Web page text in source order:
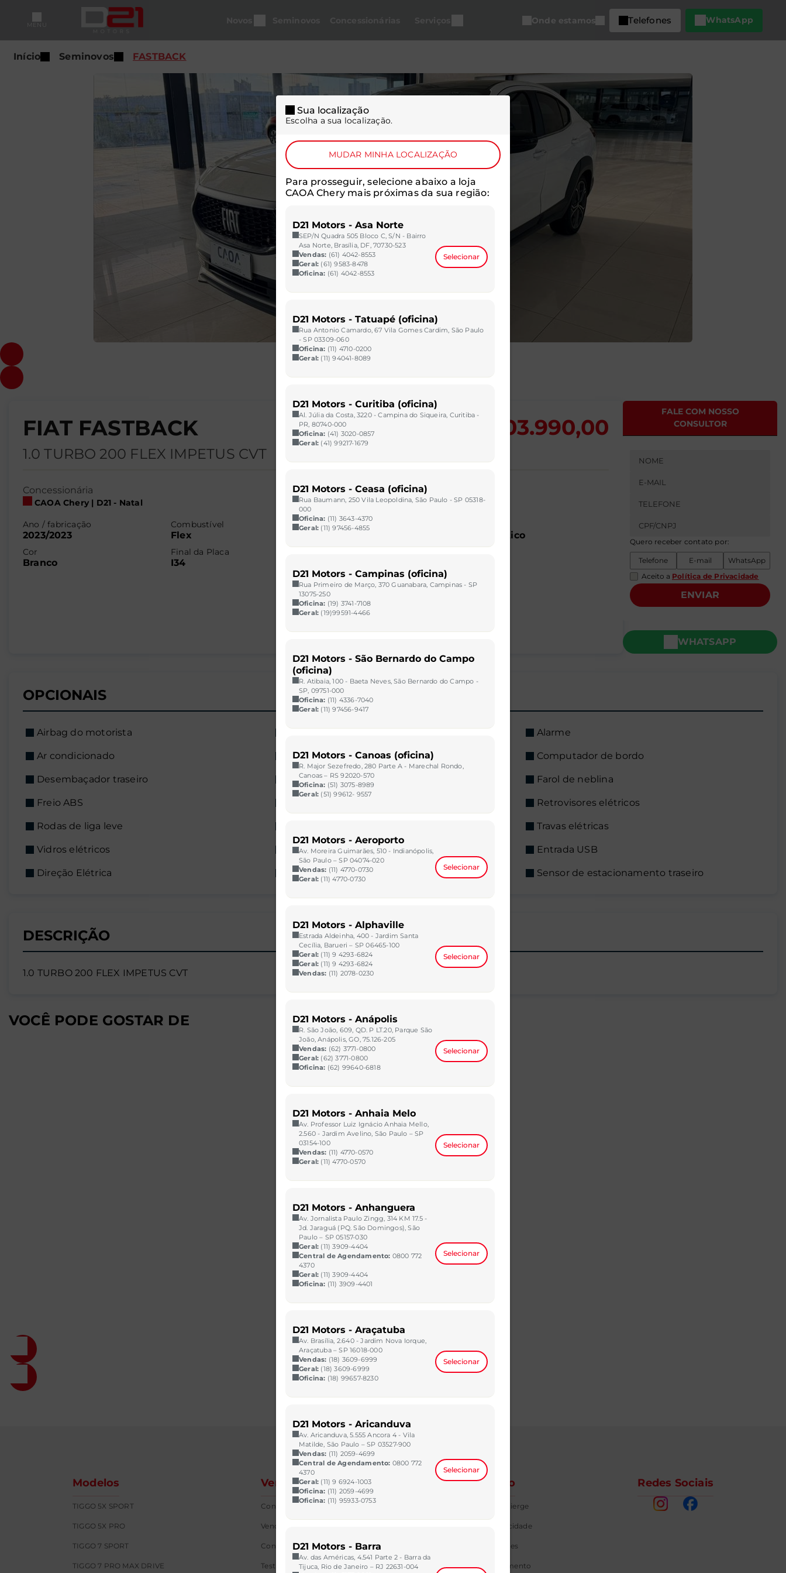
MENU Onde estamos Telefones WhatsApp
Início Seminovos FASTBACK
FIAT FASTBACK
1.0 TURBO 200 FLEX IMPETUS CVT
POR: R$ 103.990,00
Concessionária
CAOA Chery | D21 - Natal
Ano / fabricação
2023/2023
Combustível
Flex
Quilometragem
61.654 km Automatico
Cor
Branco
Final da Placa
I34
FALE COM NOSSO
CONSULTOR
Quero receber contato por:
Telefone E-mail
WhatsApp
Aceito a Política de Privacidade
ENVIAR
WHATSAPP
OPCIONAIS
Airbag do motorista Airbag duplo Alarme
Ar condicionado Bancos de couro Computador de bordo
Desembaçador traseiro Direção hidráulica Farol de neblina
Freio ABS Retrovisores elétricos
Rodas de liga leve Travas elétricas
Vidros elétricos Volante com Regulagem de Altura Entrada USB
Direção Elétrica Kit Multimídia Sensor de estacionamento traseiro
DESCRIÇÃO
1.0 TURBO 200 FLEX IMPETUS CVT
VOCÊ PODE GOSTAR DE
CRETA
1.0 TGDI FLEX N LINE AUTOMÁTICO
2023/2024
42.000 km
CAOA Chery | D21 - Campina Grande
R$ 133.990,00
Modelos
TIGGO 5X SPORT
TIGGO 5X PRO
TIGGO 7 SPORT
TIGGO 7 PRO MAX DRIVE
Vendas
Concessionárias
Venda Direta
Consórcio
Test Drive
Corporativo
Fale com o Concierge
Política de Privacidade
Política de Cookies
Canal de Atendimento
Redes Sociais
Sua localização
Escolha a sua localização.
MUDAR MINHA LOCALIZAÇÃO
Para prosseguir, selecione abaixo a loja
CAOA Chery mais próximas da sua região:
D21 Motors - Asa Norte
SEP/N Quadra 505 Bloco C, S/N - Bairro
Asa Norte, Brasília, DF, 70730-523
Vendas: (61) 4042-8553
Geral: (61) 9583-8478
Oficina: (61) 4042-8553
Selecionar
D21 Motors - Tatuapé (oficina)
Rua Antonio Camardo, 67 Vila Gomes Cardim, São Paulo
- SP 03309-060
Oficina: (11) 4710-0200
Geral: (11) 94041-8089
D21 Motors - Curitiba (oficina)
Al. Júlia da Costa, 3220 - Campina do Siqueira, Curitiba -
PR, 80740-000
Oficina: (41) 3020-0857
Geral: (41) 99217-1679
D21 Motors - Ceasa (oficina)
Rua Baumann, 250 Vila Leopoldina, São Paulo - SP 05318-
000
Oficina: (11) 3643-4370
Geral: (11) 97456-4855
D21 Motors - Campinas (oficina)
Rua Primeiro de Março, 370 Guanabara, Campinas - SP
13075-250
Oficina: (19) 3741-7108
Geral: (19)99591-4466
D21 Motors - São Bernardo do Campo
(oficina)
R. Atibaia, 100 - Baeta Neves, São Bernardo do Campo -
SP, 09751-000
Oficina: (11) 4336-7040
Geral: (11) 97456-9417
D21 Motors - Canoas (oficina)
R. Major Sezefredo, 280 Parte A - Marechal Rondo,
Canoas – RS 92020-570
Oficina: (51) 3075-8989
Geral: (51) 99612- 9557
D21 Motors - Aeroporto
Av. Moreira Guimarães, 510 - Indianópolis,
São Paulo – SP 04074-020
Vendas: (11) 4770-0730
Geral: (11) 4770-0730
Selecionar
D21 Motors - Alphaville
Estrada Aldeinha, 400 - Jardim Santa
Cecília, Barueri – SP 06465-100
Geral: (11) 9 4293-6824
Geral: (11) 9 4293-6824
Vendas: (11) 2078-0230
Selecionar
D21 Motors - Anápolis
R. São João, 609, QD. P LT.20, Parque São
João, Anápolis, GO, 75.126-205
Vendas: (62) 3771-0800
Geral: (62) 3771-0800
Oficina: (62) 99640-6818
Selecionar
D21 Motors - Anhaia Melo
Av. Professor Luiz Ignácio Anhaia Mello,
2.560 - Jardim Avelino, São Paulo – SP
03154-100
Vendas: (11) 4770-0570
Geral: (11) 4770-0570
Selecionar
D21 Motors - Anhanguera
Av. Jornalista Paulo Zingg, 314 KM 17.5 -
Jd. Jaraguá (PQ. São Domingos), São
Paulo – SP 05157-030
Geral: (11) 3909-4404
Central de Agendamento: 0800 772
4370
Geral: (11) 3909-4404
Oficina: (11) 3909-4401
Selecionar
D21 Motors - Araçatuba
Av. Brasília, 2.640 - Jardim Nova Iorque,
Araçatuba – SP 16018-000
Vendas: (18) 3609-6999
Geral: (18) 3609-6999
Oficina: (18) 99657-8230
Selecionar
D21 Motors - Aricanduva
Av. Aricanduva, 5.555 Ancora 4 - Vila
Matilde, São Paulo – SP 03527-900
Vendas: (11) 2059-4699
Central de Agendamento: 0800 772
4370
Geral: (11) 9 6924-1003
Oficina: (11) 2059-4699
Oficina: (11) 95933-0753
Selecionar
D21 Motors - Barra
Av. das Américas, 4.541 Parte 2 - Barra da
Tijuca, Rio de Janeiro – RJ 22631-004